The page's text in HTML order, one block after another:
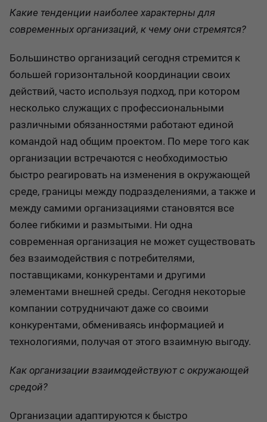
Какие тенденции наиболее характерны для
современных организаций, к чему они стремятся?
Большинство организаций сегодня стремится к
большей горизонтальной координации своих
действий, часто используя подход, при котором
несколько служащих с профессиональными
различными обязанностями работают единой
командой над общим проектом. По мере того как
организации встречаются с необходимостью
быстро реагировать на изменения в окружающей
среде, границы между подразделениями, а также и
между самими организациями становятся все
более гибкими и размытыми. Ни одна
современная организация не может существовать
без взаимодействия с потребителями,
поставщиками, конкурентами и другими
элементами внешней среды. Сегодня некоторые
компании сотрудничают даже со своими
конкурентами, обмениваясь информацией и
технологиями, получая от этого взаимную выгоду.
Как организации взаимодействуют с окружающей
средой?
Организации адаптируются к быстро